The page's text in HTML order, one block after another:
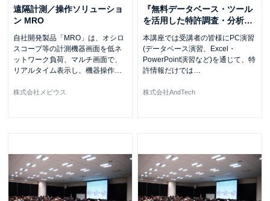
遠隔計測／操作ソリューショ
ン MRO
自社開発製品「MRO」は、オシロ
スコープ等の計測機器画面を低ネ
ットワーク負荷、マルチ画面で、
リアルタイム表示し、機器操作
株式会社メビウス
『無料データベース・ツール
を活用した特許調査・分析…
本講座では受講者の皆様にPC演習
(データベース演習、Excel・
PowerPoint演習など)を通じて、特
許情報だけでは
株式会社AndTech